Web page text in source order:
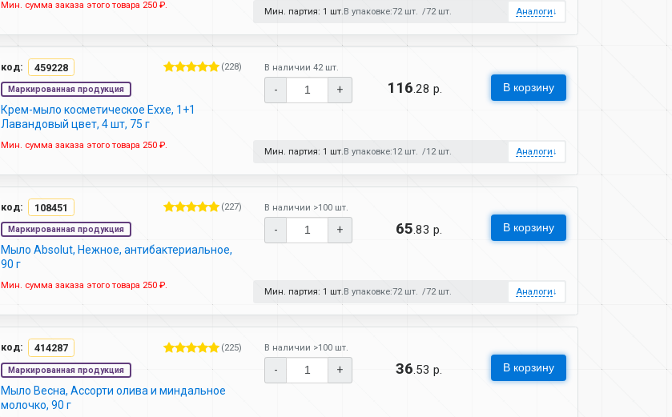
Мин. сумма заказа этого товара 250 ₽.
Мин. партия: 1 шт. В упаковке:72 шт. 72 шт. Аналоги↓
код: 459228 (228)
Маркированная продукция
Крем-мыло косметическое Exxe, 1+1
Лавандовый цвет, 4 шт, 75 г
Мин. сумма заказа этого товара 250 ₽.
В наличии 42 шт.
- + 116.28 р. В корзину
Мин. партия: 1 шт. В упаковке:12 шт. 12 шт. Аналоги↓
код: 108451 (227)
Маркированная продукция
Мыло Absolut, Нежное, антибактериальное,
90 г
Мин. сумма заказа этого товара 250 ₽.
В наличии >100 шт.
- + 65 .83 р. В корзину
Мин. партия: 1 шт. В упаковке:72 шт. 72 шт. Аналоги↓
код: 414287 (225)
Маркированная продукция
Мыло Весна, Ассорти олива и миндальное
молочко, 90 г
В наличии >100 шт.
- + 36 .53 р. В корзину